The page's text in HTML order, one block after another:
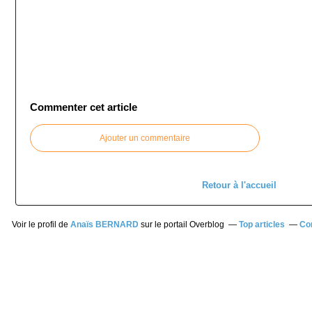
Commenter cet article
Ajouter un commentaire
Retour à l'accueil
Voir le profil de Anaïs BERNARDsur le portail Overblog Top articles